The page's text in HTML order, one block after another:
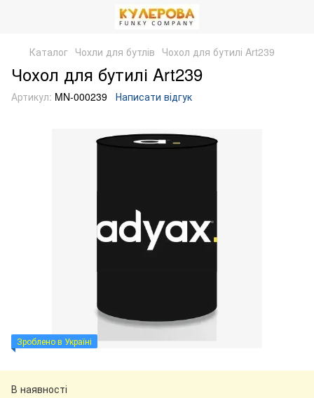
Каталог Чохли для бутлів Чохол для бутилі Art239
Чохол для бутилі Art239
Артикул: MN-000239 Написати відгук
Зроблено в Україні
В наявності